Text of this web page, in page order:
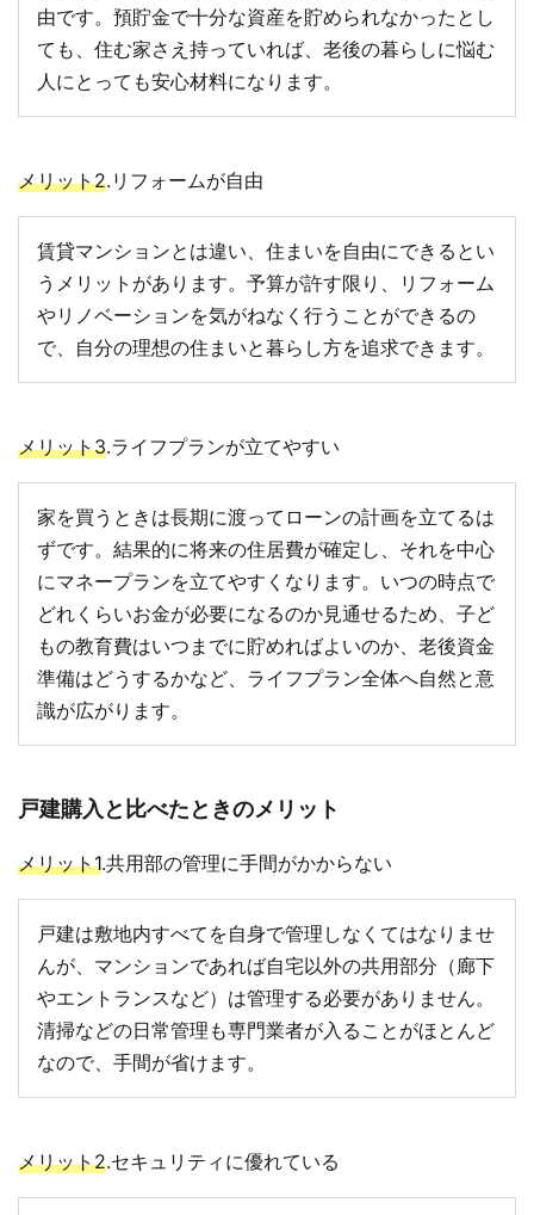
由です。預貯金で十分な資産を貯められなかったとし
ても、住む家さえ持っていれば、老後の暮らしに悩む
人にとっても安心材料になります。
メリット2.リフォームが自由
賃貸マンションとは違い、住まいを自由にできるとい
うメリットがあります。予算が許す限り、リフォーム
やリノベーションを気がねなく行うことができるの
で、自分の理想の住まいと暮らし方を追求できます。
メリット3.ライフプランが立てやすい
家を買うときは長期に渡ってローンの計画を立てるは
ずです。結果的に将来の住居費が確定し、それを中心
にマネープランを立てやすくなります。いつの時点で
どれくらいお金が必要になるのか見通せるため、子ど
もの教育費はいつまでに貯めればよいのか、老後資金
準備はどうするかなど、ライフプラン全体へ自然と意
識が広がります。
戸建購入と比べたときのメリット
メリット1.共用部の管理に手間がかからない
戸建は敷地内すべてを自身で管理しなくてはなりませ
んが、マンションであれば自宅以外の共用部分（廊下
やエントランスなど）は管理する必要がありません。
清掃などの日常管理も専門業者が入ることがほとんど
なので、手間が省けます。
メリット2.セキュリティに優れている